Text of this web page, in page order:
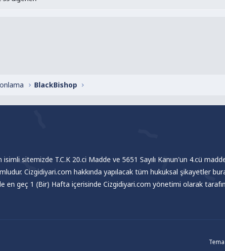
BlackBishop
sitemizde T.C.K 20.ci Madde ve 5651 Sayılı Kanun'un 4.cü
Cizgidiyari.com hakkında yapılacak tüm hukuksal şikayetler
geç 1 (Bir) Hafta içerisinde Cizgidiyari.com yönetimi olarak